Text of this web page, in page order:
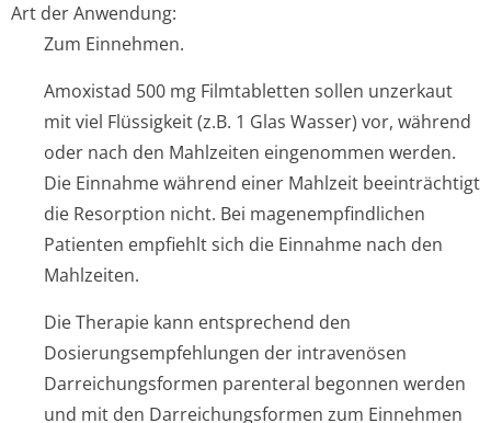
Art der Anwendung:
Zum Einnehmen.
Amoxistad 500 mg Filmtabletten sollen unzerkaut
mit viel Flüssigkeit (z.B. 1 Glas Wasser) vor, während
oder nach den Mahlzeiten eingenommen werden.
Die Einnahme während einer Mahlzeit beeinträchtigt
die Resorption nicht. Bei magenempfindlichen
Patienten empfiehlt sich die Einnahme nach den
Mahlzeiten.
Die Therapie kann entsprechend den
Dosierungsempfeh­lungen der intravenösen
Darreichungsformen parenteral begonnen werden
und mit den Darreichungsformen zum Einnehmen